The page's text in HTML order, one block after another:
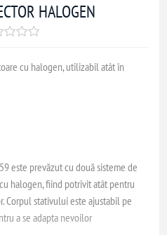
HALOGEN
cu halogen, utilizabil atât în
este prevăzut cu două sisteme de
halogen, fiind potrivit atât pentru
Corpul stativului este ajustabil pe
a se adapta nevoilor